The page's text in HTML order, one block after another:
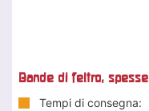
Bande di feltro, spesse
Tempi di consegna: